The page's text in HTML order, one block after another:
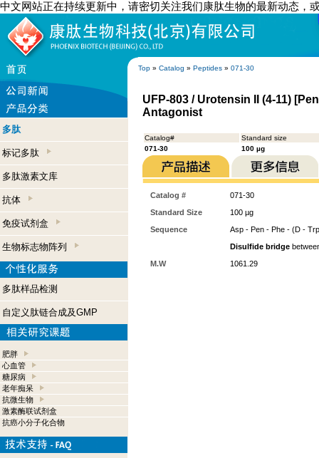
中文网站正在持续更新中，请密切关注我们康肽生物的最新动态，
Top » Catalog » Peptides » 071-30
多肽
标记多肽
多肽激素文库
抗体
免疫试剂盒
生物标志物阵列
多肽样品检测
自定义肽链合成及GMP
肥胖
心血管
糖尿病
老年痴呆
抗微生物
激素酶联试剂盒
抗癌小分子化合物
UFP-803 / Urotensin II (4-11)
Antagonist
Catalog#
Standard size
071-30
100 µg
Catalog #
071-30
Standard Size
100 µg
Sequence
Asp - Pen - Phe - (D -
Disulfide bridge
M.W
1061.29